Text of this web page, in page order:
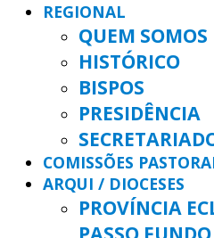
REGIONAL
QUEM SOMOS
HISTÓRICO
BISPOS
PRESIDÊNCIA
COMISSÕES
ARQUI / DIOCESES
PROVÍNCIA